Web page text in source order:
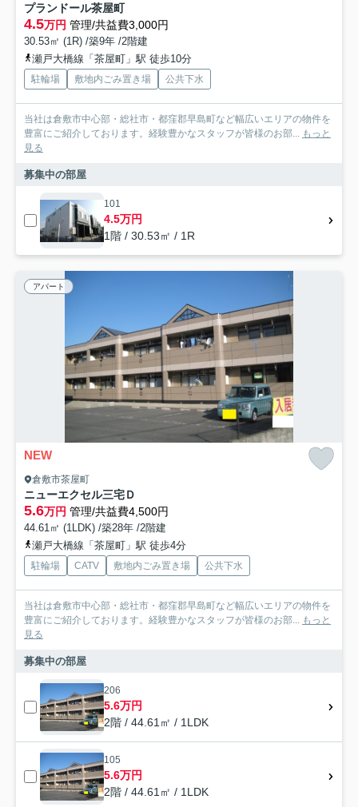
プランドール茶屋町
4.5万円 管理/共益費3,000円
30.53㎡ (1R) /築9年 /2階建
瀬戸大橋線「茶屋町」駅 徒歩10分
駐輪場 敷地内ごみ置き場 公共下水
当社は倉敷市中心部・総社市・都窪郡早島町など幅広いエリアの物件を
豊富にご紹介しております。経験豊かなスタッフが皆様のお部... もっと
見る
募集中の部屋
101
4.5万円
1階 / 30.53㎡ / 1R
アパート
NEW
倉敷市茶屋町
ニューエクセル三宅Ｄ
5.6万円 管理/共益費4,500円
44.61㎡ (1LDK) /築28年 /2階建
瀬戸大橋線「茶屋町」駅 徒歩4分
駐輪場 CATV 敷地内ごみ置き場 公共下水
当社は倉敷市中心部・総社市・都窪郡早島町など幅広いエリアの物件を
豊富にご紹介しております。経験豊かなスタッフが皆様のお部... もっと
見る
募集中の部屋
206
5.6万円
2階 / 44.61㎡ / 1LDK
105
5.6万円
2階 / 44.61㎡ / 1LDK